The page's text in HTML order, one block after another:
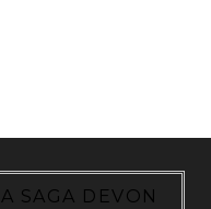
SAGA DEVON